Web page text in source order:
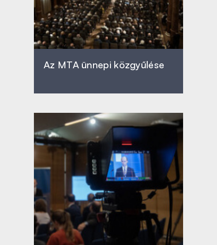
Az MTA ünnepi közgyűlése